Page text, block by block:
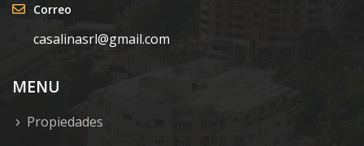
Correo
casalinasrl@gmail.com
MENU
Propiedades